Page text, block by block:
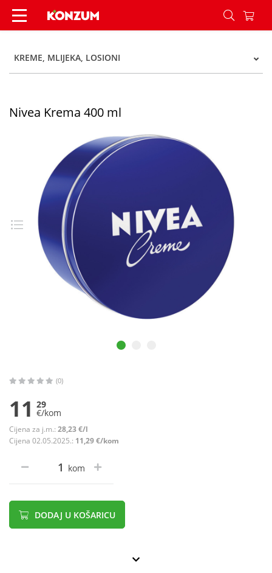
Nivea Krema 400 ml - Konzum
KREME, MLIJEKA, LOSIONI
Nivea Krema 400 ml
(0)
11 29
€/kom
Cijena za j.m.: 28,23 €/l
Cijena 02.05.2025.: 11,29 €/kom
kom
DODAJ U KOŠARICU